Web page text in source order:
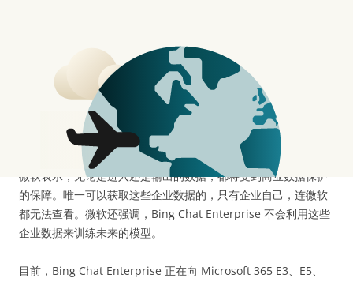
Bing Chat Enterprise 增添数据保护功能
微软还揭示了 Bing Chat Enterprise，实质上是已经推出了数月
的 Bing Chat 体验，但增加了企业数据的内置保护。
微软表示，无论是进入还是输出的数据，都将受到商业数据保护
的保障。唯一可以获取这些企业数据的，只有企业自己，连微软
都无法查看。微软还强调，Bing Chat Enterprise 不会利用这些
企业数据来训练未来的模型。
目前，Bing Chat Enterprise 正在向 Microsoft 365 E3、E5、